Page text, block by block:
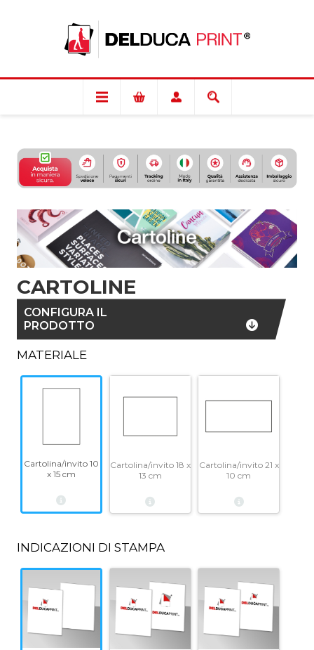
CARTOLINE
CONFIGURA IL
PRODOTTO
MATERIALE
Cartolina/invito 10
x 15 cm
Cartolina/invito 18 x
13 cm
Cartolina/invito 21 x
10 cm
INDICAZIONI DI STAMPA